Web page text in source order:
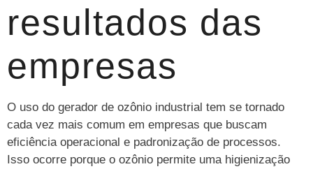
resultados das
empresas
O uso do gerador de ozônio industrial tem se tornado
cada vez mais comum em empresas que buscam
eficiência operacional e padronização de processos.
Isso ocorre porque o ozônio permite uma higienização